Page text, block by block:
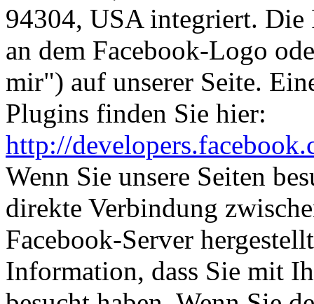
94304, USA integriert. Die
an dem Facebook-Logo
mir") auf unserer Seite.
Plugins finden Sie hier:
http://
Wenn Sie unsere Seiten
direkte Verbindung
Facebook-Server
Information, dass Sie mit